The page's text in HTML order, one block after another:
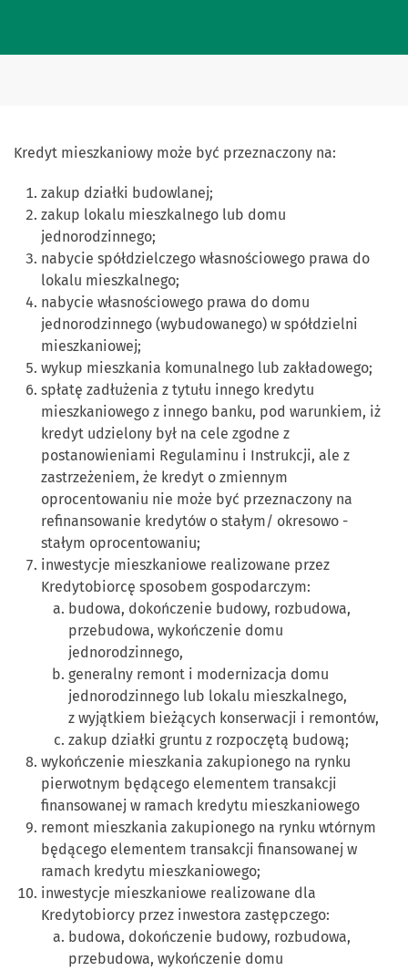
Kredyt mieszkaniowy może być przeznaczony na:
zakup działki budowlanej;
zakup lokalu mieszkalnego lub domu
jednorodzinnego;
nabycie spółdzielczego własnościowego prawa do
lokalu mieszkalnego;
nabycie własnościowego prawa do domu
jednorodzinnego (wybudowanego) w spółdzielni
mieszkaniowej;
wykup mieszkania komunalnego lub zakładowego;
spłatę zadłużenia z tytułu innego kredytu
mieszkaniowego z innego banku, pod warunkiem, iż
kredyt udzielony był na cele zgodne z
postanowieniami Regulaminu i Instrukcji, ale z
zastrzeżeniem, że kredyt o zmiennym
oprocentowaniu nie może być przeznaczony na
refinansowanie kredytów o stałym/ okresowo -
stałym oprocentowaniu;
inwestycje mieszkaniowe realizowane przez
Kredytobiorcę sposobem gospodarczym:
budowa, dokończenie budowy, rozbudowa,
przebudowa, wykończenie domu
jednorodzinnego,
generalny remont i modernizacja domu
jednorodzinnego lub lokalu mieszkalnego,
z wyjątkiem bieżących konserwacji i remontów,
zakup działki gruntu z rozpoczętą budową;
wykończenie mieszkania zakupionego na rynku
pierwotnym będącego elementem transakcji
finansowanej w ramach kredytu mieszkaniowego
remont mieszkania zakupionego na rynku wtórnym
będącego elementem transakcji finansowanej w
ramach kredytu mieszkaniowego;
inwestycje mieszkaniowe realizowane dla
Kredytobiorcy przez inwestora zastępczego:
budowa, dokończenie budowy, rozbudowa,
przebudowa, wykończenie domu